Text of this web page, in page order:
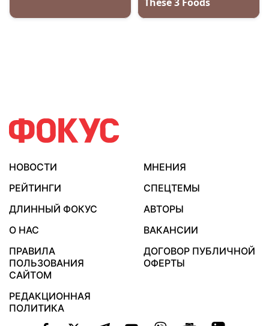
НОВОСТИ
МНЕНИЯ
РЕЙТИНГИ
СПЕЦТЕМЫ
ДЛИННЫЙ ФОКУС
АВТОРЫ
О НАС
ВАКАНСИИ
ПРАВИЛА
ПОЛЬЗОВАНИЯ
САЙТОМ
ДОГОВОР ПУБЛИЧНОЙ
ОФЕРТЫ
РЕДАКЦИОННАЯ
ПОЛИТИКА